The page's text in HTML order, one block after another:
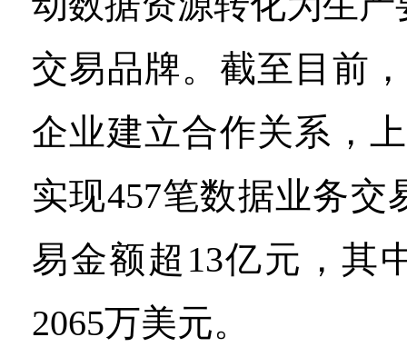
交易品牌。截至目前
企业建立合作关系，
实现457笔数据业务交
易金额超13亿元，其
2065万美元。